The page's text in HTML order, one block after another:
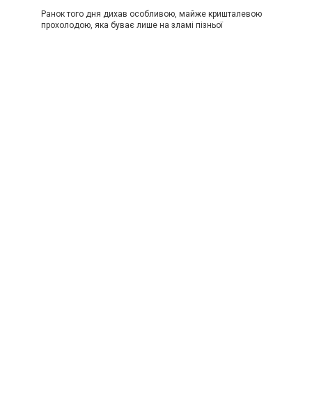
Ранок того дня дихав особливою, майже кришталевою
прохолодою, яка буває лише на зламі пізньої